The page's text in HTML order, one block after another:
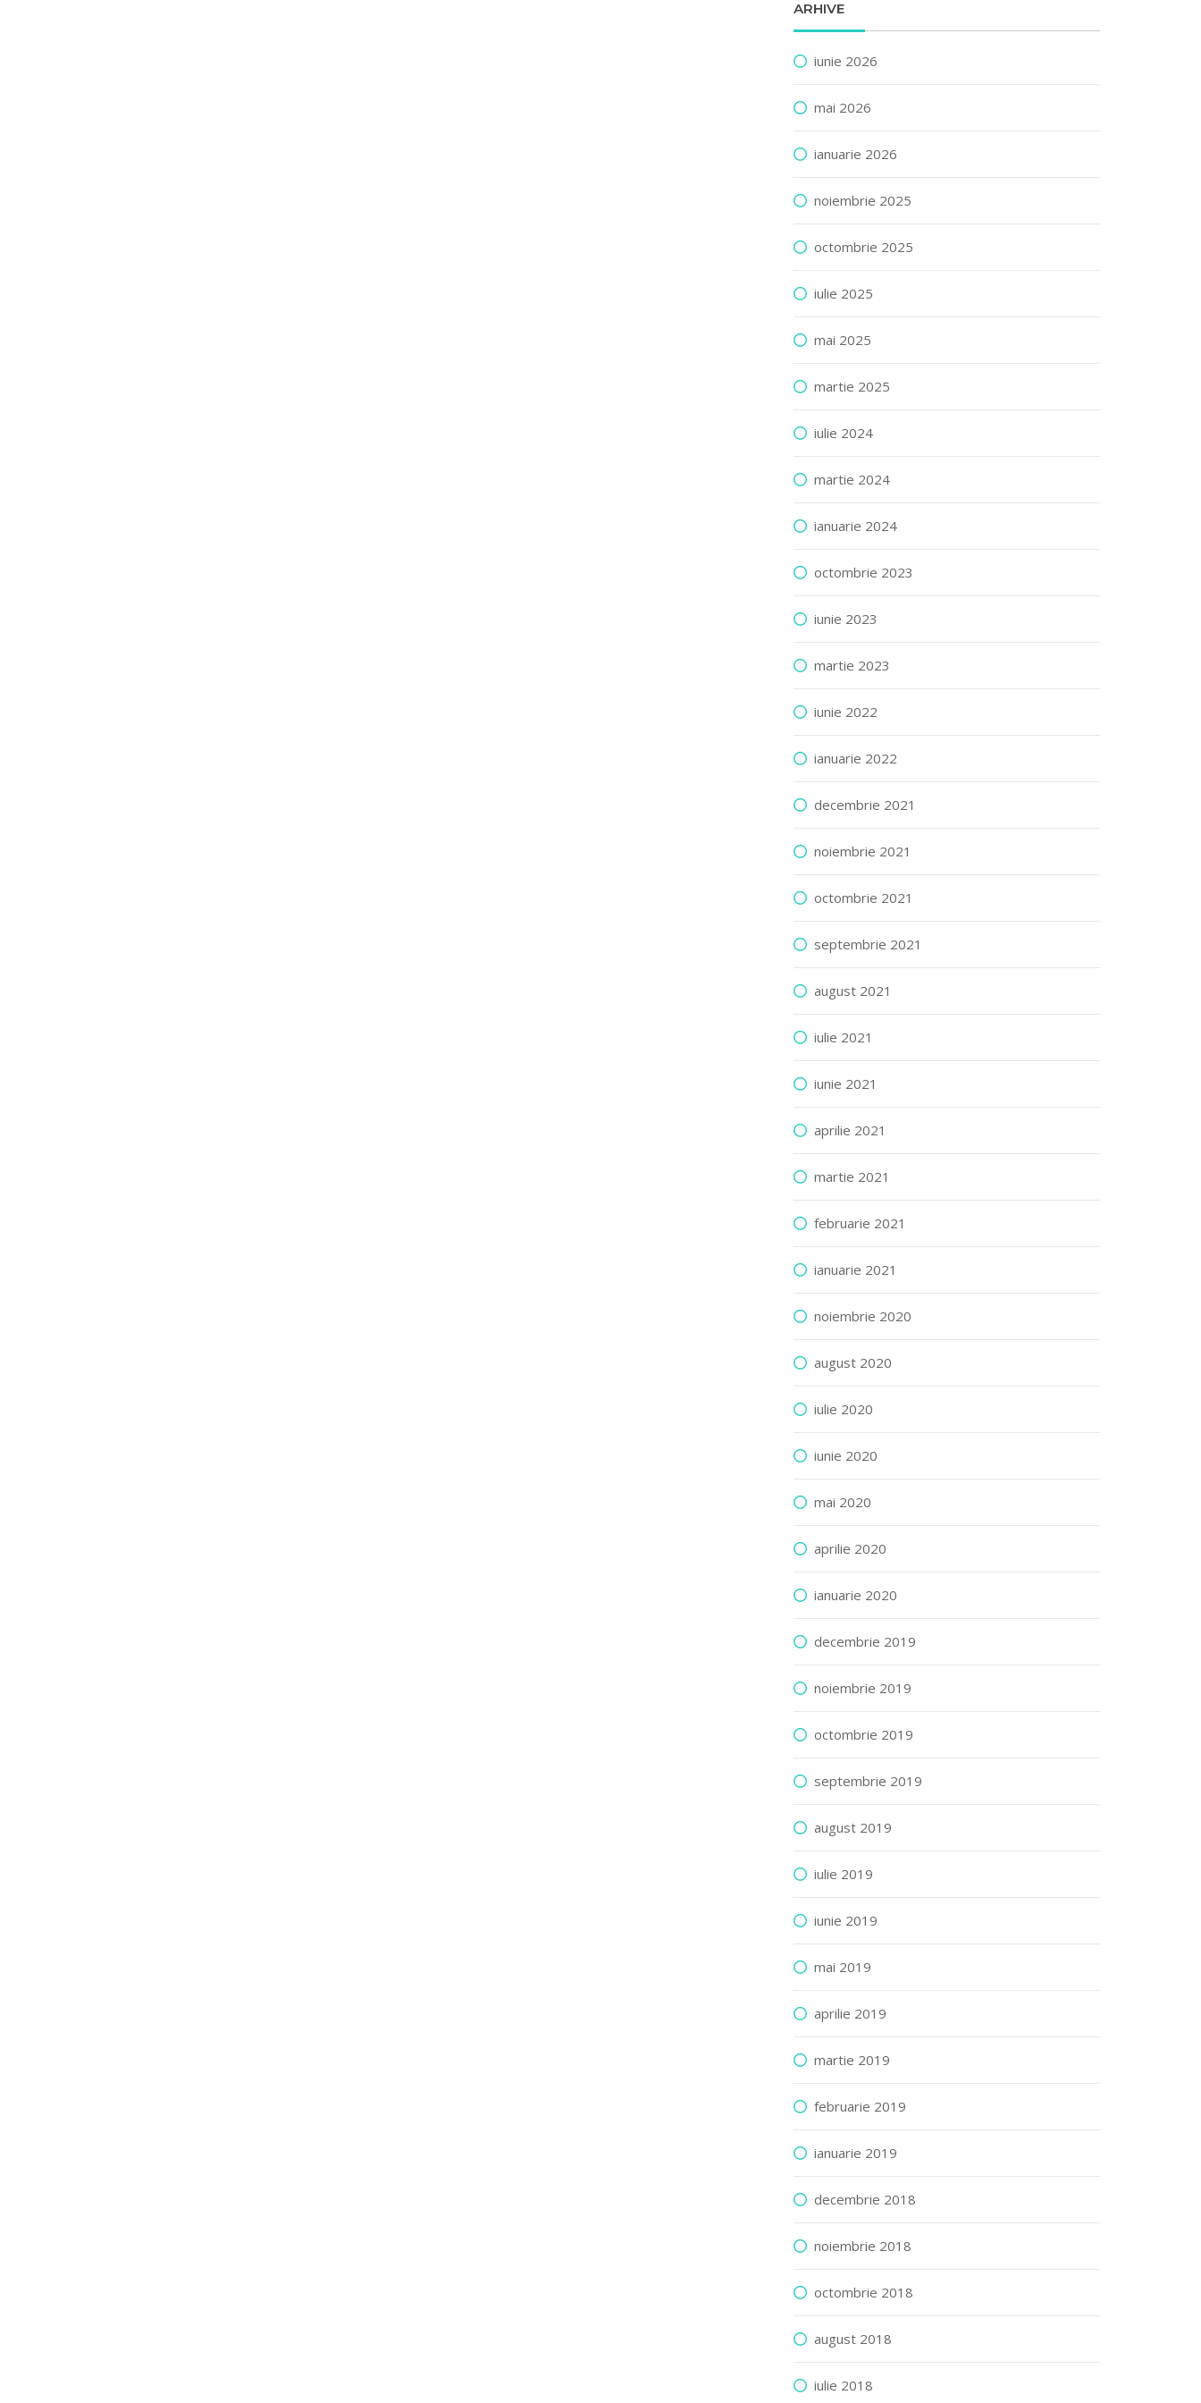
ARHIVE
iunie 2026
mai 2026
ianuarie 2026
noiembrie 2025
octombrie 2025
iulie 2025
mai 2025
martie 2025
iulie 2024
martie 2024
ianuarie 2024
octombrie 2023
iunie 2023
martie 2023
iunie 2022
ianuarie 2022
decembrie 2021
noiembrie 2021
octombrie 2021
septembrie 2021
august 2021
iulie 2021
iunie 2021
aprilie 2021
martie 2021
februarie 2021
ianuarie 2021
noiembrie 2020
august 2020
iulie 2020
iunie 2020
mai 2020
aprilie 2020
ianuarie 2020
decembrie 2019
noiembrie 2019
octombrie 2019
septembrie 2019
august 2019
iulie 2019
iunie 2019
mai 2019
aprilie 2019
martie 2019
februarie 2019
ianuarie 2019
decembrie 2018
noiembrie 2018
octombrie 2018
august 2018
iulie 2018